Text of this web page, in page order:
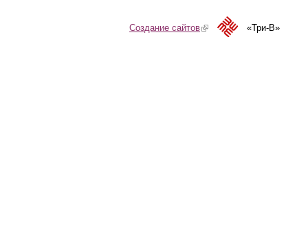
Создание сайтов(link is external)«Три-В»